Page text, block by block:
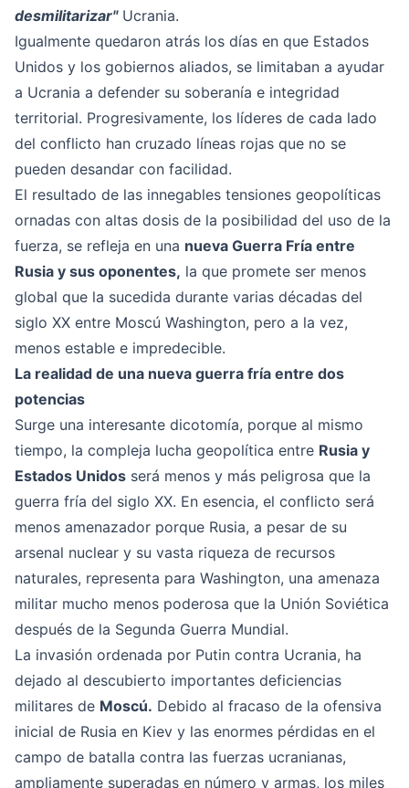
desmilitarizar"Ucrania.
Igualmente quedaron atrás los días en que Estados
Unidos y los gobiernos aliados, se limitaban a ayudar
a Ucrania a defender su soberanía e integridad
territorial. Progresivamente, los líderes de cada lado
del conflicto han cruzado líneas rojas que no se
pueden desandar con facilidad.
El resultado de las innegables tensiones geopolíticas
ornadas con altas dosis de la posibilidad del uso de la
fuerza, se refleja en una nueva Guerra Fría entre
Rusia y sus oponentes, la que promete ser menos
global que la sucedida durante varias décadas del
siglo XX entre Moscú Washington, pero a la vez,
menos estable e impredecible.
La realidad de una nueva guerra fría entre dos
potencias
Surge una interesante dicotomía, porque al mismo
tiempo, la compleja lucha geopolítica entre Rusia y
Estados Unidos será menos y más peligrosa que la
guerra fría del siglo XX. En esencia, el conflicto será
menos amenazador porque Rusia, a pesar de su
arsenal nuclear y su vasta riqueza de recursos
naturales, representa para Washington, una amenaza
militar mucho menos poderosa que la Unión Soviética
después de la Segunda Guerra Mundial.
La invasión ordenada por Putin contra Ucrania, ha
dejado al descubierto importantes deficiencias
militares de Moscú. Debido al fracaso de la ofensiva
inicial de Rusia en Kiev y las enormes pérdidas en el
campo de batalla contra las fuerzas ucranianas,
ampliamente superadas en número y armas, los miles